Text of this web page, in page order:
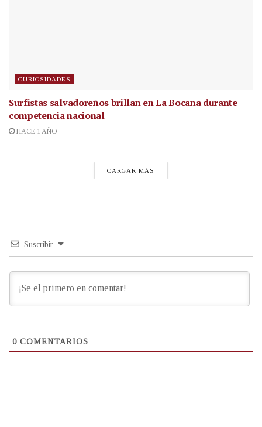
CURIOSIDADES
Surfistas salvadoreños brillan en La Bocana durante
competencia nacional
HACE 1 AÑO
CARGAR MÁS
Suscribir
0 COMENTARIOS